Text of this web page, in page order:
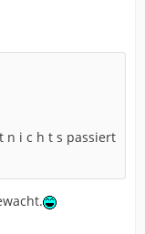
n i c h t s passiert